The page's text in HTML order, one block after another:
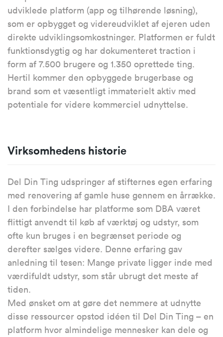
udviklede platform (app og tilhørende løsning),
som er opbygget og videreudviklet af ejeren uden
direkte udviklingsomkostninger. Platformen er fuldt
funktionsdygtig og har dokumenteret traction i
form af 7.500 brugere og 1.350 oprettede ting.
Hertil kommer den opbyggede brugerbase og
brand som et væsentligt immaterielt aktiv med
potentiale for videre kommerciel udnyttelse.
Virksomhedens historie
Del Din Ting udspringer af stifternes egen erfaring
med renovering af gamle huse gennem en årrække.
I den forbindelse har platforme som DBA været
flittigt anvendt til køb af værktøj og udstyr, som
ofte kun bruges i en begrænset periode og
derefter sælges videre. Denne erfaring gav
anledning til tesen: Mange private ligger inde med
værdifuldt udstyr, som står ubrugt det meste af
tiden.
Med ønsket om at gøre det nemmere at udnytte
disse ressourcer opstod idéen til Del Din Ting – en
platform hvor almindelige mennesker kan dele og